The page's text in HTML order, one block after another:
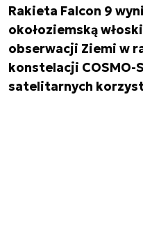
Rakieta Falcon 9
okołoziemską
obserwacji Ziemi w
konstelacji COSMO-
satelitarnych